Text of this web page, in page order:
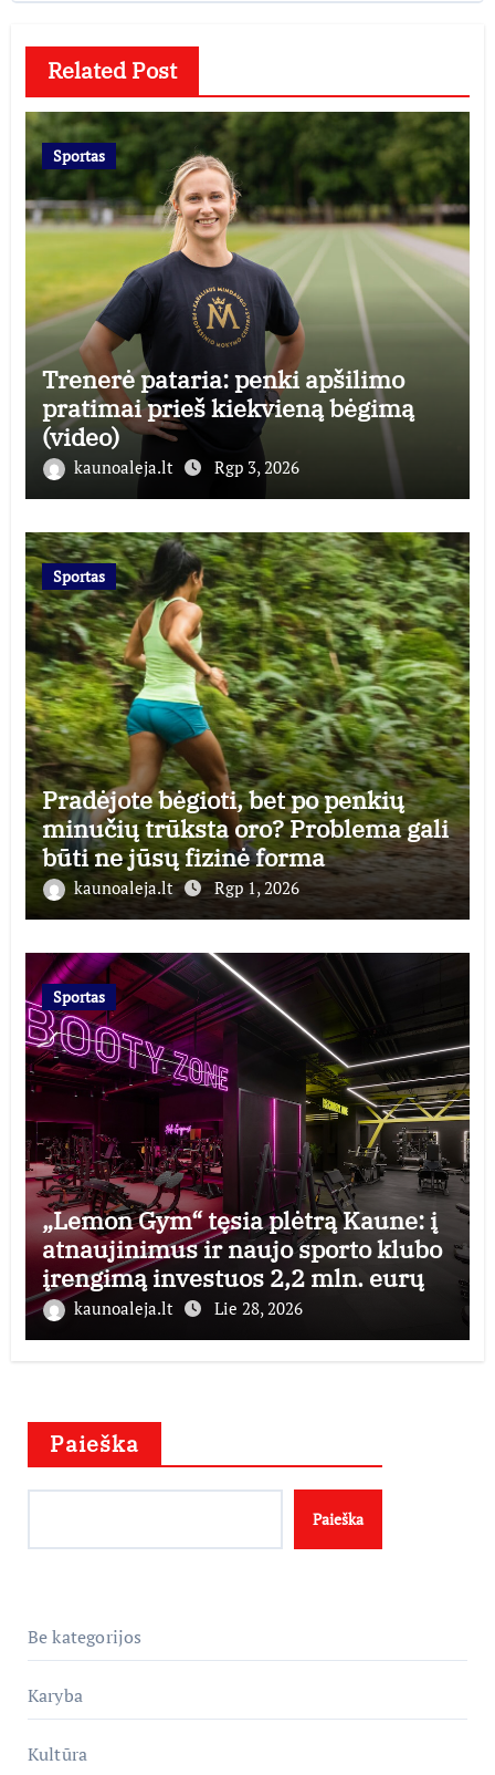
Related Post
Sportas
Trenerė pataria: penki apšilimo
pratimai prieš kiekvieną bėgimą
(video)
kaunoaleja.lt Rgp 3, 2026
Sportas
Pradėjote bėgioti, bet po penkių
minučių trūksta oro? Problema gali
būti ne jūsų fizinė forma
kaunoaleja.lt Rgp 1, 2026
Sportas
„Lemon Gym“ tęsia plėtrą Kaune: į
atnaujinimus ir naujo sporto klubo
įrengimą investuos 2,2 mln. eurų
kaunoaleja.lt Lie 28, 2026
Paieška
Paieška
Be kategorijos
Karyba
Kultūra